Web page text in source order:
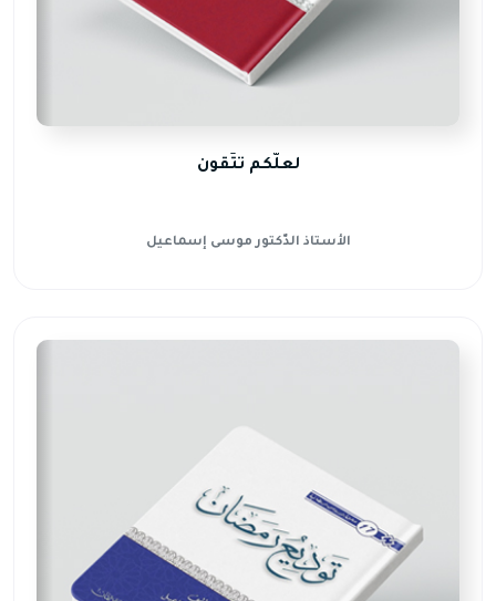
لعلّكم تتّقون
الأستاذ الدّكتور موسى إسماعيل